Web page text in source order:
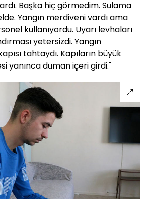
Başka hiç görmedim. Sulama
Yangın merdiveni vardı ama
kullanıyordu. Uyarı levhaları
yetersizdi. Yangın
tahtaydı. Kapıların büyük
yanınca duman içeri girdi."